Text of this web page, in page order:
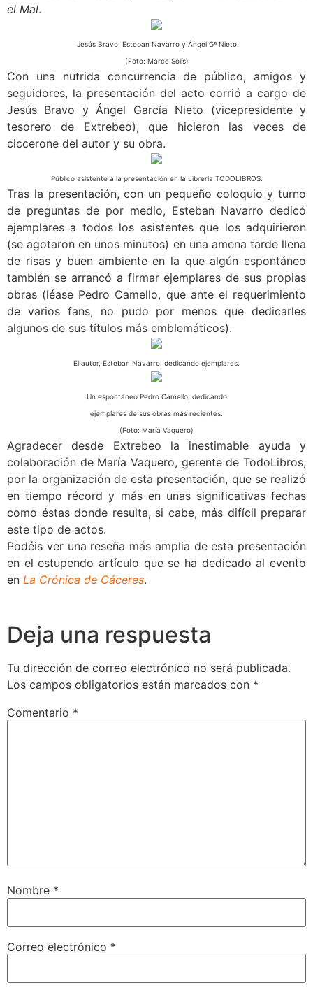
el Mal.
Jesús Bravo, Esteban Navarro y Ángel Gª Nieto
(Foto: Marce Solís)
Con una nutrida concurrencia de público, amigos y
seguidores, la presentación del acto corrió a cargo de
Jesús Bravo y Ángel García Nieto (vicepresidente y
tesorero de Extrebeo), que hicieron las veces de
ciccerone del autor y su obra.
Público asistente a la presentación en la Librería TODOLIBROS.
Tras la presentación, con un pequeño coloquio y turno
de preguntas de por medio, Esteban Navarro dedicó
ejemplares a todos los asistentes que los adquirieron
(se agotaron en unos minutos) en una amena tarde llena
de risas y buen ambiente en la que algún espontáneo
también se arrancó a firmar ejemplares de sus propias
obras (léase Pedro Camello, que ante el requerimiento
de varios fans, no pudo por menos que dedicarles
algunos de sus títulos más emblemáticos).
El autor, Esteban Navarro, dedicando ejemplares.
Un espontáneo Pedro Camello, dedicando
ejemplares de sus obras más recientes.
(Foto: María Vaquero)
Agradecer desde Extrebeo la inestimable ayuda y
colaboración de María Vaquero, gerente de TodoLibros,
por la organización de esta presentación, que se realizó
en tiempo récord y más en unas significativas fechas
como éstas donde resulta, si cabe, más difícil preparar
este tipo de actos.
Podéis ver una reseña más amplia de esta presentación
en el estupendo artículo que se ha dedicado al evento
en La Crónica de Cáceres.
Deja una respuesta
Tu dirección de correo electrónico no será publicada.
Los campos obligatorios están marcados con *
Comentario *
Nombre *
Correo electrónico *